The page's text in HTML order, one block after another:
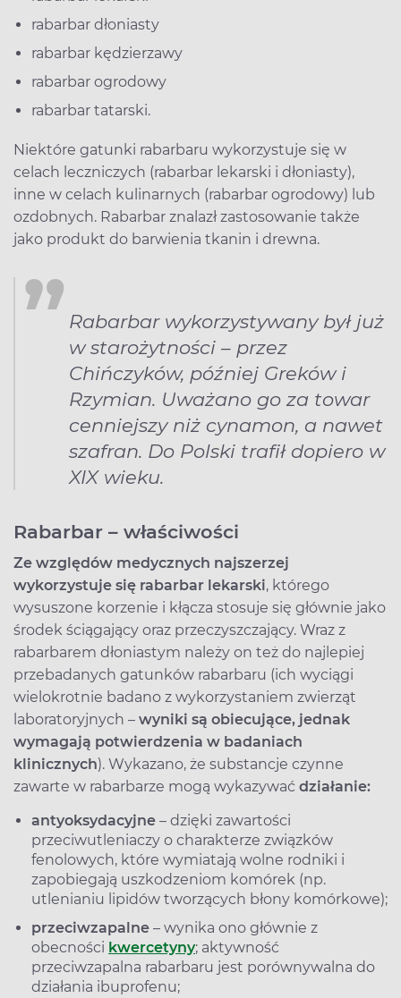
rabarbar dłoniasty
rabarbar kędzierzawy
rabarbar ogrodowy
rabarbar tatarski.
Niektóre gatunki rabarbaru wykorzystuje się w
celach leczniczych (rabarbar lekarski i dłoniasty),
inne w celach kulinarnych (rabarbar ogrodowy) lub
ozdobnych. Rabarbar znalazł zastosowanie także
jako produkt do barwienia tkanin i drewna.
Rabarbar wykorzystywany był już
w starożytności – przez
Chińczyków, później Greków i
Rzymian. Uważano go za towar
cenniejszy niż cynamon, a nawet
szafran. Do Polski trafił dopiero w
XIX wieku.
Rabarbar – właściwości
Ze względów medycznych najszerzej
wykorzystuje się rabarbar lekarski, którego
wysuszone korzenie i kłącza stosuje się głównie jako
środek ściągający oraz przeczyszczający. Wraz z
rabarbarem dłoniastym należy on też do najlepiej
przebadanych gatunków rabarbaru (ich wyciągi
wielokrotnie badano z wykorzystaniem zwierząt
laboratoryjnych – wyniki są obiecujące, jednak
wymagają potwierdzenia w badaniach
klinicznych). Wykazano, że substancje czynne
zawarte w rabarbarze mogą wykazywać działanie:
antyoksydacyjne – dzięki zawartości
przeciwutleniaczy o charakterze związków
fenolowych, które wymiatają wolne rodniki i
zapobiegają uszkodzeniom komórek (np.
utlenianiu lipidów tworzących błony komórkowe);
przeciwzapalne – wynika ono głównie z
obecności kwercetyny; aktywność
przeciwzapalna rabarbaru jest porównywalna do
działania ibuprofenu;